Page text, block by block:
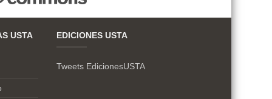
USTA EDICIONES USTA
Tweets EdicionesUSTA